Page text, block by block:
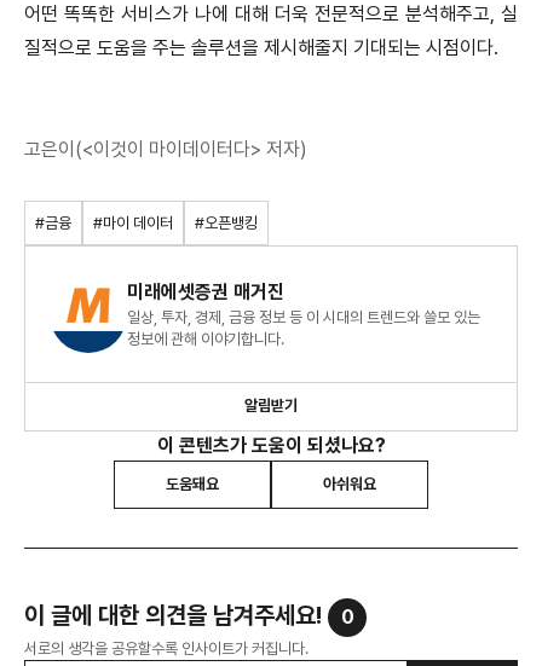
어떤 똑똑한 서비스가 나에 대해 더욱 전문적으로 분석해주고, 실
질적으로 도움을 주는 솔루션을 제시해줄지 기대되는 시점이다.
고은이(<이것이 마이데이터다> 저자)
#금융 #마이 데이터 #오픈뱅킹
미래에셋증권 매거진
일상, 투자, 경제, 금융 정보 등 이 시대의 트렌드와 쓸모 있는
정보에 관해 이야기합니다.
알림받기
이 콘텐츠가 도움이 되셨나요?
도움돼요 아쉬워요
이 글에 대한 의견을 남겨주세요! 0
서로의 생각을 공유할수록 인사이트가 커집니다.